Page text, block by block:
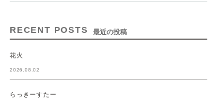
RECENT POSTS 最近の投稿
花火
2026.08.02
らっきーすたー